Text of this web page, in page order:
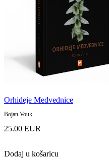
Orhideje Medvednice
Bojan Vouk
25.00 EUR
Dodaj u košaricu